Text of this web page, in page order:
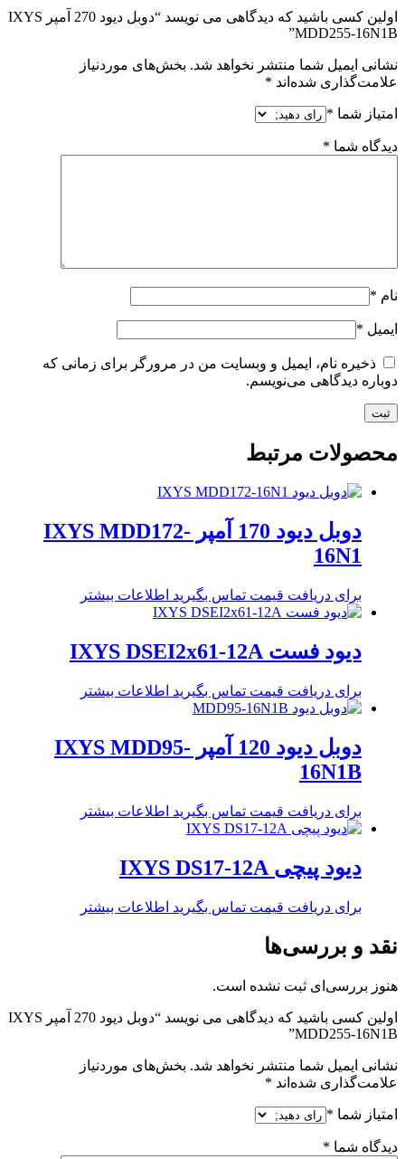
اولین کسی باشید که دیدگاهی می نویسد “دوبل دیود 270 آمپر IXYS
MDD255-16N1B”
نشانی ایمیل شما منتشر نخواهد شد. بخش‌های موردنیاز
علامت‌گذاری شده‌اند *
امتیاز شما *
دیدگاه شما *
نام *
ایمیل *
ذخیره نام، ایمیل و وبسایت من در مرورگر برای زمانی که
دوباره دیدگاهی می‌نویسم.
محصولات مرتبط
دوبل دیود 170 آمپر IXYS MDD172-
16N1
برای دریافت قیمت تماس بگیرید اطلاعات بیشتر
دیود فست IXYS DSEI2x61-12A
برای دریافت قیمت تماس بگیرید اطلاعات بیشتر
دوبل دیود 120 آمپر IXYS MDD95-
16N1B
برای دریافت قیمت تماس بگیرید اطلاعات بیشتر
دیود پیچی IXYS DS17-12A
برای دریافت قیمت تماس بگیرید اطلاعات بیشتر
نقد و بررسی‌ها
هنوز بررسی‌ای ثبت نشده است.
اولین کسی باشید که دیدگاهی می نویسد “دوبل دیود 270 آمپر IXYS
MDD255-16N1B”
نشانی ایمیل شما منتشر نخواهد شد. بخش‌های موردنیاز
علامت‌گذاری شده‌اند *
امتیاز شما *
دیدگاه شما *